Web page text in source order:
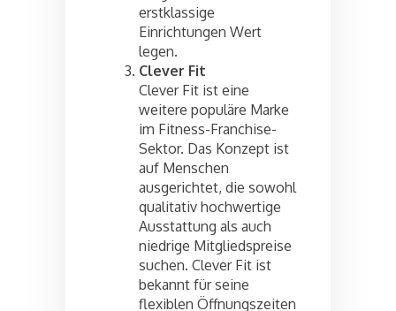
erstklassige
Einrichtungen Wert
legen.
Clever Fit
Clever Fit ist eine
weitere populäre Marke
im Fitness-Franchise-
Sektor. Das Konzept ist
auf Menschen
ausgerichtet, die sowohl
qualitativ hochwertige
Ausstattung als auch
niedrige Mitgliedspreise
suchen. Clever Fit ist
bekannt für seine
flexiblen Öffnungszeiten